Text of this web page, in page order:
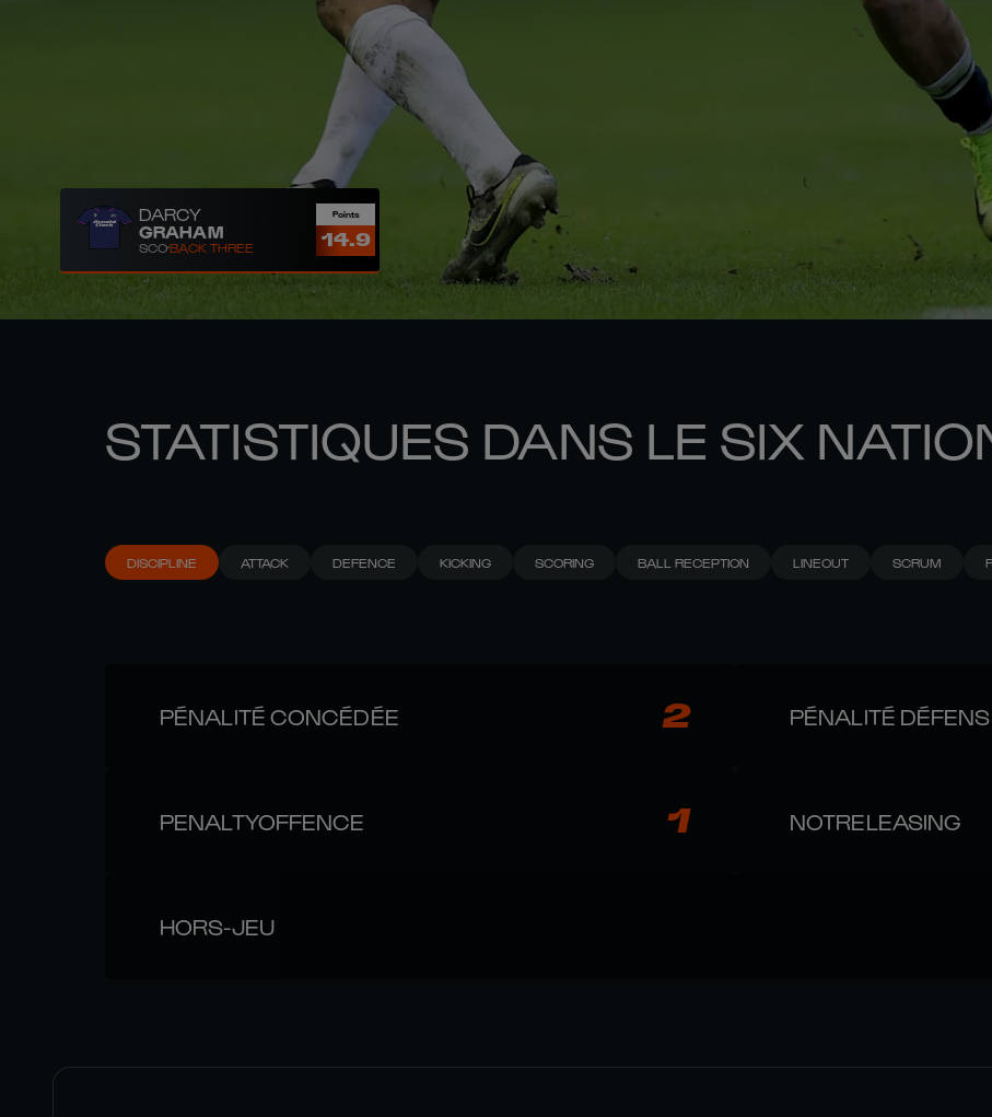
DARCY
GRAHAM
SCOBACK THREE
Points
14.9
STATISTIQUES DANS LE SIX
DISCIPLINE ATTACK DEFENCE KICKING SCORING BALL RECEPTION LINEOUT SCRUM
PÉNALITÉ CONCÉDÉE 2 PÉNALITÉ
PENALTYOFFENCE 1 NOTRELEASING
HORS-JEU